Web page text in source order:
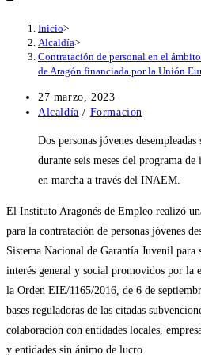
Inicio>
Alcaldía>
Contratación de personal en el
de Aragón financiada por la Unión
Publicación
de
entrada:
27 marzo, 2023
Categoría
la
entrada:
Alcaldía / Formacion
Dos personas jóvenes
durante seis meses del programa
en marcha a través del INAEM.
El Instituto Aragonés de Empleo realizó
para la contratación de personas jóvenes
Sistema Nacional de Garantía Juvenil
interés general y social promovidos por la
la Orden EIE/1165/2016, de 6 de
bases reguladoras de las citadas
colaboración con entidades locales,
y entidades sin ánimo de lucro.